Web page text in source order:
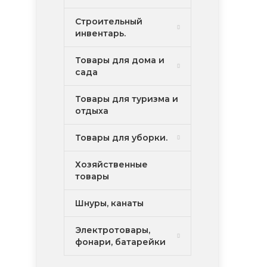
Строительный
инвентарь.
Товары для дома и
сада
Товары для туризма и
отдыха
Товары для уборки.
Хозяйственные
товары
Шнуры, канаты
Электротовары,
фонари, батарейки